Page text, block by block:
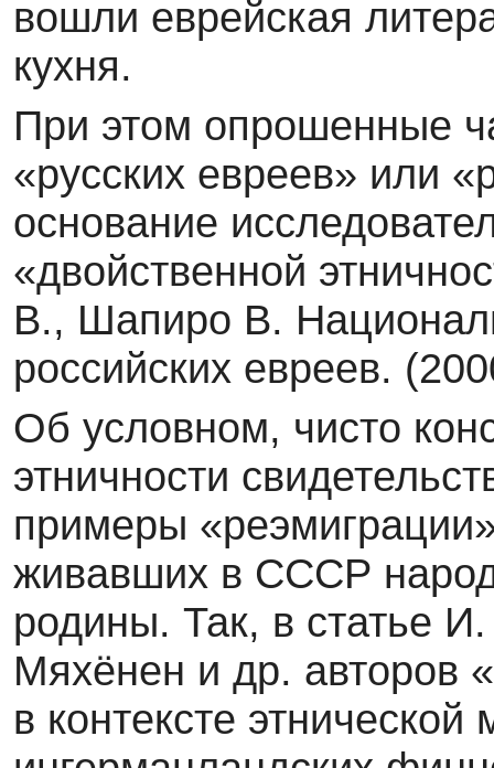
вошли еврейская
кухня.
При этом опрошенные
«русских евреев» или
основание
«двойственной
В., Шапиро В.
российских евреев.
Об условном, чисто
этничности
примеры
живавших в СССР
родины. Так, в статье
Мяхёнен и др. авторов
в контексте